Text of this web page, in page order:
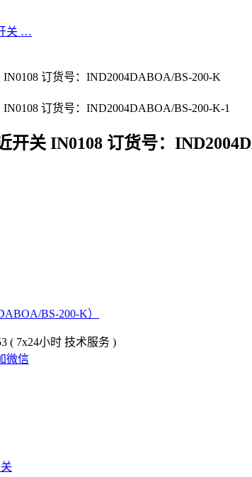
关 …
开关 IN0108 订货号：
BS-200-K）
( 7x24小时 技术服务 )
微信